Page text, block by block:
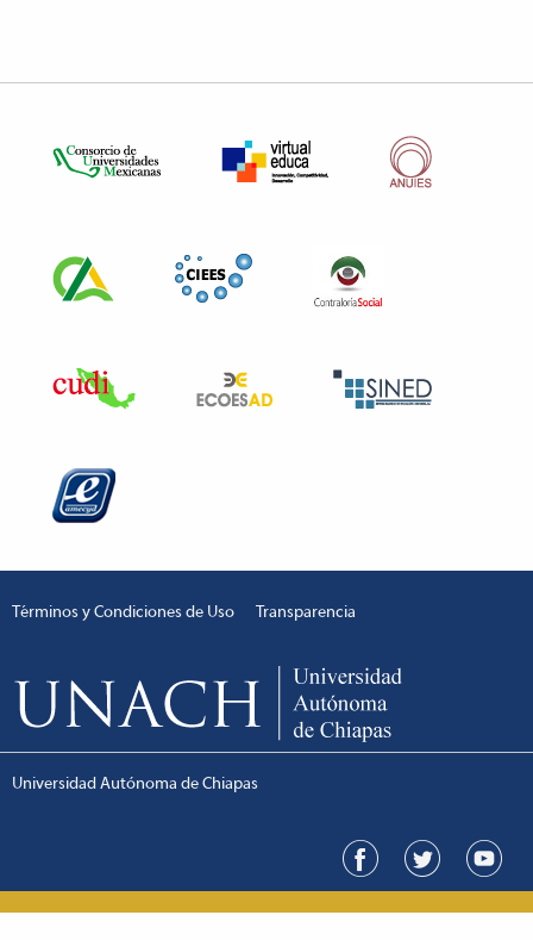
Términos y Condiciones de Uso Transparencia
Universidad Autónoma de Chiapas